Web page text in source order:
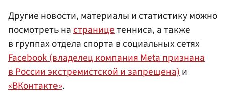
Другие новости, материалы и статистику можно
посмотреть настраницетенниса, а также
в группах отдела спорта в социальных сетях
Facebook (владелец компания Meta признана
в России экстремистской и запрещена)и
«ВКонтакте».